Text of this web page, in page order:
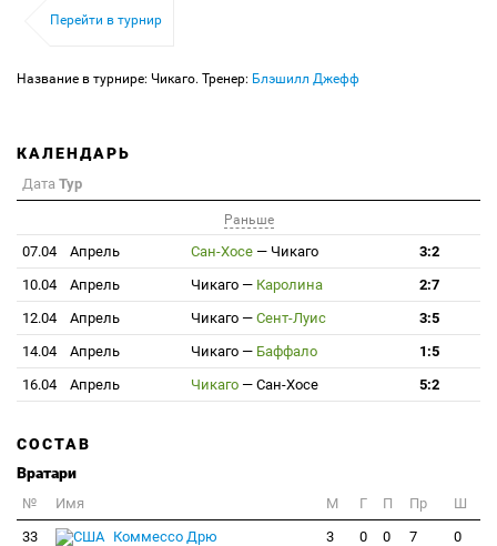
Перейти в турнир
Название в турнире: Чикаго. Тренер: Блэшилл Джефф
КАЛЕНДАРЬ
Дата Тур
Раньше
07.04 Апрель Сан-Хосе — Чикаго
3:2
10.04
Апрель Чикаго — Каролина
2:7
12.04
Апрель Чикаго — Сент-Луис
3:5
14.04
Апрель Чикаго — Баффало
1:5
16.04
Апрель Чикаго — Сан-Хосе 5:2
СОСТАВ
Вратари
№ Имя M Г П Пр
Ш
33
Коммессо Дрю 3 0 0 7 0